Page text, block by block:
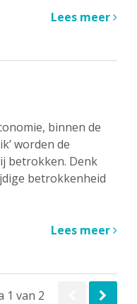
Lees meer
binnen de
worden de
betrokken. Denk
betrokkenheid
Lees meer
1 van 2